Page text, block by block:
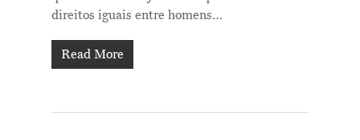
direitos iguais entre homens…
Read More